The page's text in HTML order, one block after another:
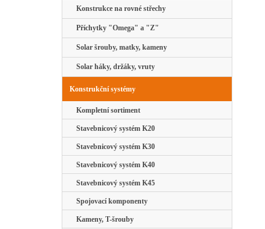
Konstrukce na rovné střechy
Příchytky "Omega" a "Z"
Solar šrouby, matky, kameny
Solar háky, držáky, vruty
Konstrukční systémy
Kompletní sortiment
Stavebnicový systém K20
Stavebnicový systém K30
Stavebnicový systém K40
Stavebnicový systém K45
Spojovací komponenty
Kameny, T-šrouby